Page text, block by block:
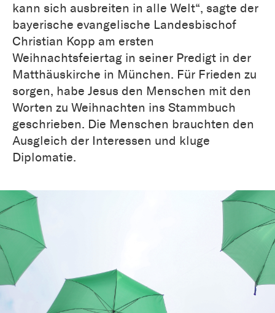
kann sich ausbreiten in alle Welt“, sagte der
bayerische evangelische Landesbischof
Christian Kopp am ersten
Weihnachtsfeiertag in seiner Predigt in der
Matthäuskirche in München. Für Frieden zu
sorgen, habe Jesus den Menschen mit den
Worten zu Weihnachten ins Stammbuch
geschrieben. Die Menschen brauchten den
Ausgleich der Interessen und kluge
Diplomatie.